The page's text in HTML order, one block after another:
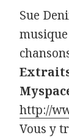
Sue
http://
Vous y